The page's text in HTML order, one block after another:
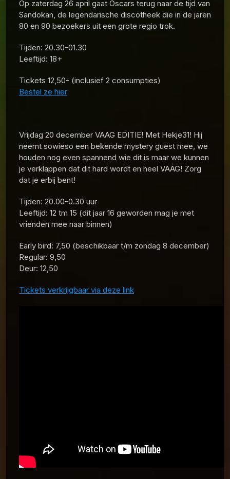
Op zaterdag 26 april gaat Oscars terug naar de tijd van
Sandokan, de legendarische discotheek die in de jaren
80 en 90 bezoekers uit een grote regio trok.
Tijden: 20.30-01.30
Leeftijd: 18+
Tickets 12,50- (inclusief 2 consumpties)
Bestel ze hier
Vrijdag 20 december VAAG EDITIE! Met Hekje31! Hij
neemt sowieso een bekende mystery guest mee, we
houden nog even spannend wie dit is maar we kunnen
je verklappen dat dit hard wordt en heel VAAG! Zorg
dat je erbij bent!
Tijden: 20.00-0.30 uur
Leeftijd: 12 tm 15 (dit jaar 16 geworden mag je met
vrienden mee naar binnen)
Early bird: 7,50 (beschikbaar t/m zondag 8 december)
Regular: 9,50
Deur: 12,50
Tickets verkrijgbaar via deze link